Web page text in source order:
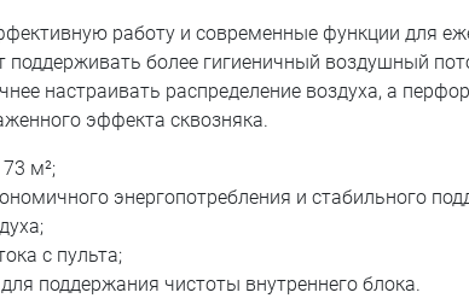
работу и современные функции для
поддерживать более гигиеничный воздушный
настраивать распределение воздуха, а
эффекта сквозняка.
м²;
энергопотребления и стабильного
с пульта;
поддержания чистоты внутреннего блока.